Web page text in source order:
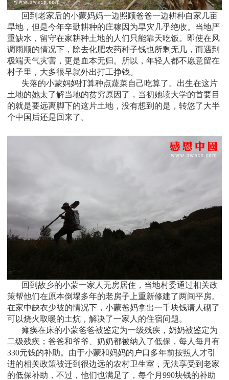
回到老家后的小蒙妈妈一边照顾爸爸一边耕种自家几亩
旱地，但是今年辛勤耕种的庄稼因为旱灾几乎绝收。当地严
重缺水，留守在家耕种土地的人们只能靠天吃饭。即使在风
调雨顺的情况下，除去化肥农药种子钱也所剩无几，而遇到
极端天气灾害，更是血本无归。所以，年轻人都不愿意留在
村子里，大多很早就外出打工挣钱。
失落的小蒙妈妈打算种点蔬菜自己吃算了。出生在这片
土地的她太了解当地的贫穷原因了，当初她读大学的首要目
的就是要远离脚下的这片土地，没有想到的是，转悠了大半
个中国后还是回来了。
回到故乡的小蒙一家人无房居住，当地村委通过相关政
策帮他们在原本倒塌多年的老房子上重新修建了两间平房。
在家中缺衣少被的情况下，小蒙爸妈拿出一千块钱请人砌了
可以烧火取暖的土炕，解决了一家人的住宿问题。
瘫痪在床的小蒙爸爸被鉴定为一级残疾，奶奶被鉴定为
二级残疾；爸爸和爷爷、奶奶都被纳入了低保，每人每月有
330元钱的补助。由于小蒙和妈妈的户口多年前按照人才引
进的相关政策被迁到很边远的农村卫生室，无法享受到老家
的低保补助，不过，他们也满足了，每个月990块钱的补助